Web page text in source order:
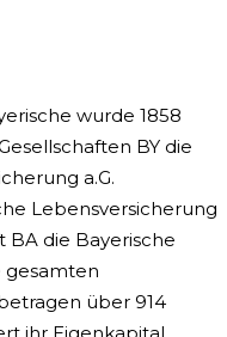
wurde 1858
BY die
a.G.
Lebensversicherung
BA die Bayerische
gesamten
über 914